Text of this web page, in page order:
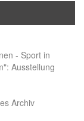
- Sport in
Ausstellung
Archiv